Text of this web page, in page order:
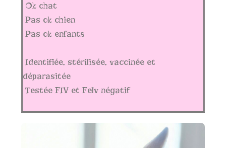
Ok chat
Pas ok chien
Pas ok enfants
Identifiée, stérilisée, vaccinée et
déparasitée
Testée FIV et Felv négatif